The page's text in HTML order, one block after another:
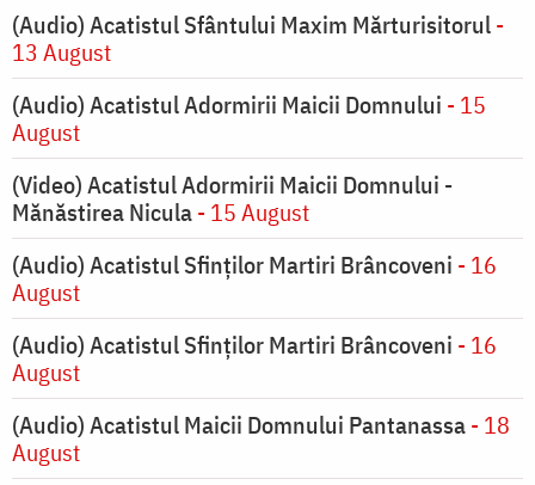
(Audio) Acatistul Sfântului Maxim Mărturisitorul-
13 August
(Audio) Acatistul Adormirii Maicii Domnului - 15
August
(Video) Acatistul Adormirii Maicii Domnului -
Mănăstirea Nicula- 15 August
(Audio) Acatistul Sfinților Martiri Brâncoveni - 16
August
(Audio) Acatistul Sfinților Martiri Brâncoveni - 16
August
(Audio) Acatistul Maicii Domnului Pantanassa- 18
August